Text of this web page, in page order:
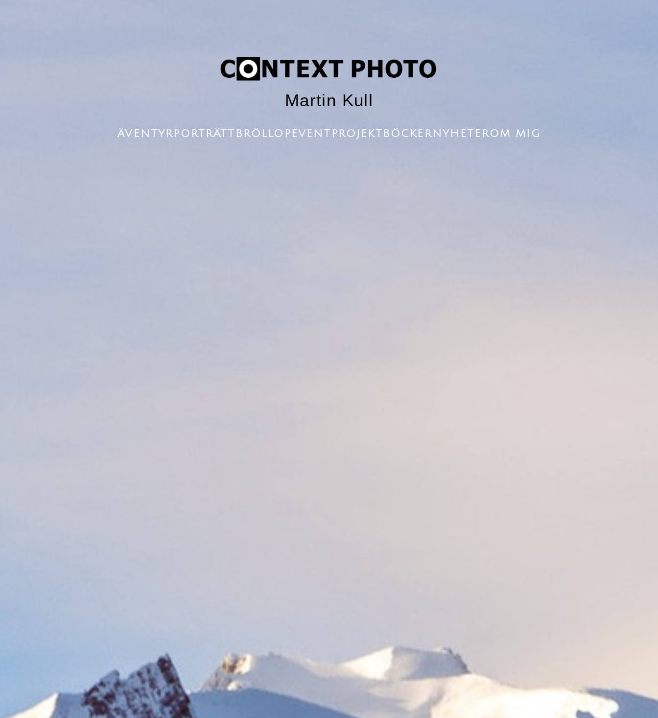
Martin Kull
ÄVENTYR PORTRÄTT BRÖLLOP EVENT PROJEKT BÖCKER NYHETEROM MIG